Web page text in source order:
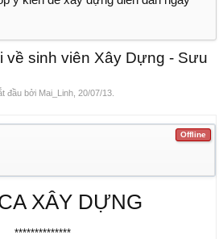
về sinh viên Xây Dựng - Sưu
đầu bởi Mai_Linh 20/07/13
Offline
XÂY DỰNG
**************